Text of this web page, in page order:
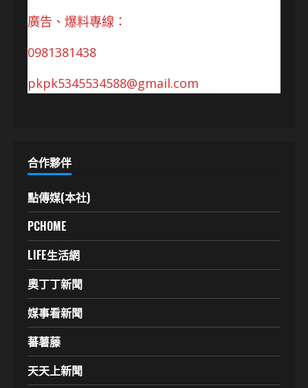
廣告、爆料專線：
0981381438
pkpk5345534588@gmail.com
合作夥伴
點傳媒(本社)
PCHOME
LIFE生活網
奧丁丁新聞
媒事看新聞
蕃薯藤
天天上新聞